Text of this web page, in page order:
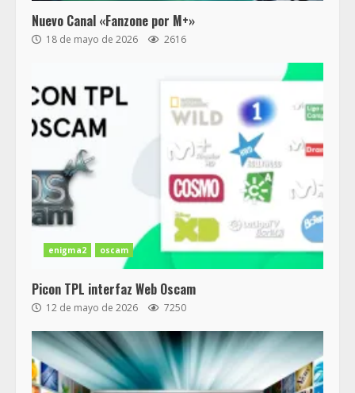
Nuevo Canal «Fanzone por M+»
18 de mayo de 2026 2616
enigma2 oscam
Picon TPL interfaz Web Oscam
12 de mayo de 2026 7250